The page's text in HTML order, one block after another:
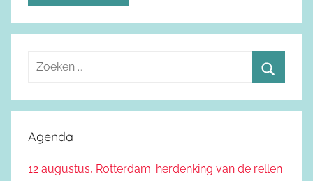
e
e
n
o
e
Agenda
12 augustus, Rotterdam: herdenking van de rellen